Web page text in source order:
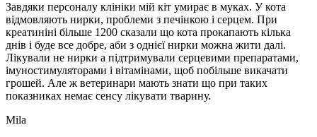
Завдяки персоналу клініки мій кіт умирає в муках. У кота
відмовляють нирки, проблеми з печінкою і серцем. При
креатиніні більше 1200 сказали що кота прокапають кілька
днів і буде все добре, аби з однієї нирки можна жити далі.
Лікували не нирки а підтримували серцевими препаратами,
імуностимуляторами і вітамінами, щоб побільше викачати
грошей. Але ж ветеринари мають знати що при таких
показниках немає сенсу лікувати тварину.
Mila